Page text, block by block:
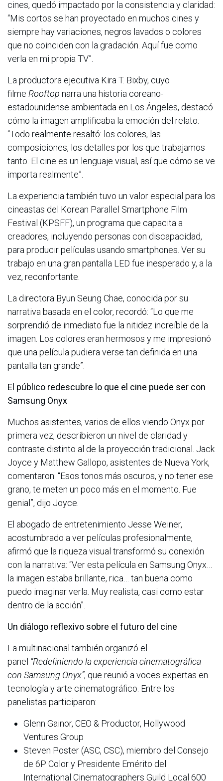
cines, quedó impactado por la consistencia y claridad:
“Mis cortos se han proyectado en muchos cines y
siempre hay variaciones, negros lavados o colores
que no coinciden con la gradación. Aquí fue como
verla en mi propia TV”.
La productora ejecutiva Kira T. Bixby, cuyo
filme Rooftop narra una historia coreano-
estadounidense ambientada en Los Ángeles, destacó
cómo la imagen amplificaba la emoción del relato:
“Todo realmente resaltó: los colores, las
composiciones, los detalles por los que trabajamos
tanto. El cine es un lenguaje visual, así que cómo se ve
importa realmente”.
La experiencia también tuvo un valor especial para los
cineastas del Korean Parallel Smartphone Film
Festival (KPSFF), un programa que capacita a
creadores, incluyendo personas con discapacidad,
para producir películas usando smartphones. Ver su
trabajo en una gran pantalla LED fue inesperado y, a la
vez, reconfortante.
La directora Byun Seung Chae, conocida por su
narrativa basada en el color, recordó: “Lo que me
sorprendió de inmediato fue la nitidez increíble de la
imagen. Los colores eran hermosos y me impresionó
que una película pudiera verse tan definida en una
pantalla tan grande”.
El público redescubre lo que el cine puede ser con
Samsung Onyx
Muchos asistentes, varios de ellos viendo Onyx por
primera vez, describieron un nivel de claridad y
contraste distinto al de la proyección tradicional. Jack
Joyce y Matthew Gallopo, asistentes de Nueva York,
comentaron: “Esos tonos más oscuros, y no tener ese
grano, te meten un poco más en el momento. Fue
genial”, dijo Joyce.
El abogado de entretenimiento Jesse Weiner,
acostumbrado a ver películas profesionalmente,
afirmó que la riqueza visual transformó su conexión
con la narrativa: “Ver esta película en Samsung Onyx…
la imagen estaba brillante, rica… tan buena como
puedo imaginar verla. Muy realista, casi como estar
dentro de la acción”.
Un diálogo reflexivo sobre el futuro del cine
La multinacional también organizó el
panel “Redefiniendo la experiencia cinematográfica
con Samsung Onyx”, que reunió a voces expertas en
tecnología y arte cinematográfico. Entre los
panelistas participaron:
Glenn Gainor, CEO & Productor, Hollywood
Ventures Group
Steven Poster (ASC, CSC), miembro del Consejo
de 6P Color y Presidente Emérito del
International Cinematographers Guild Local 600